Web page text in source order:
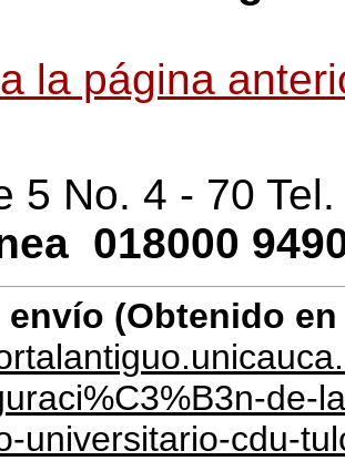
la página
5 No. 4 - 70
018000
envío (Obtenido
de-
universitario-cdu-